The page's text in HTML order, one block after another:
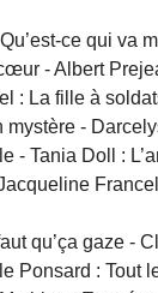
ce qui va
- Albert
: La fille à
mystère -
- Tania Doll :
qu’ça gaze -
Ponsard : Tout